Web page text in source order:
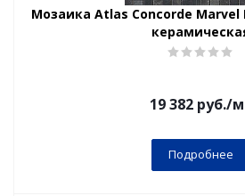
Мозаика Atlas Concorde Marvel
19 382руб./
Подробнее